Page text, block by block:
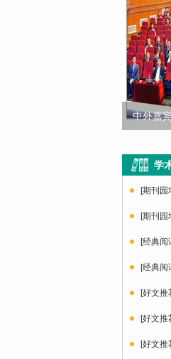
中外嘉
学
[期刊园
[期刊园
[经典阅
[经典阅
[好文推
[好文推
[好文推